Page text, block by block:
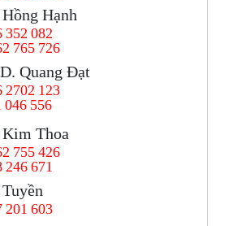
Hạnh
352 082
765 726
Quang Đạt
2702 123
046 556
Thoa
755 426
246 671
201 603